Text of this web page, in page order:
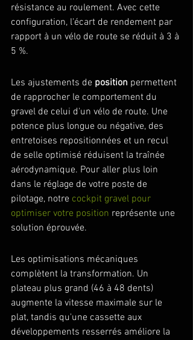
résistance au roulement. Avec cette
configuration, l'écart de rendement par
rapport à un vélo de route se réduit à 3 à
5 %.
Les ajustements de position permettent
de rapprocher le comportement du
gravel de celui d'un vélo de route. Une
potence plus longue ou négative, des
entretoises repositionnées et un recul
de selle optimisé réduisent la traînée
aérodynamique. Pour aller plus loin
dans le réglage de votre poste de
pilotage, notre cockpit gravel pour
optimiser votre position représente une
solution éprouvée.
Les optimisations mécaniques
complètent la transformation. Un
plateau plus grand (46 à 48 dents)
augmente la vitesse maximale sur le
plat, tandis qu'une cassette aux
développements resserrés améliore la